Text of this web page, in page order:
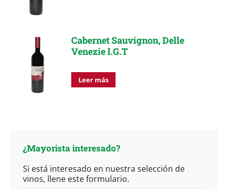
Cabernet Sauvignon, Delle
Venezie I.G.T
Leer más
¿Mayorista interesado?
Si está interesado en nuestra selección de
vinos, llene este formulario.